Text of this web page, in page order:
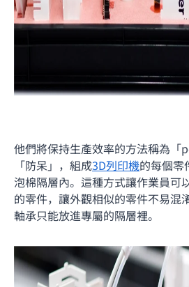
他們將保持生產效率的方法稱為
「防呆」，組成3D列印機的每個零
泡棉隔層內。這種方式讓作業員可
的零件，讓外觀相似的零件不易混
軸承只能放進專屬的隔層裡。